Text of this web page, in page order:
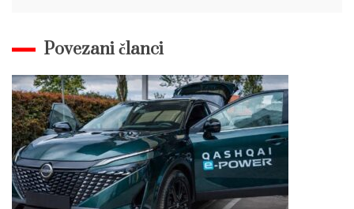
Povezani članci